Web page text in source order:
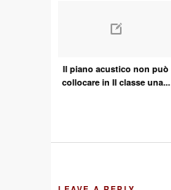
Il piano acustico non può
collocare in II classe una...